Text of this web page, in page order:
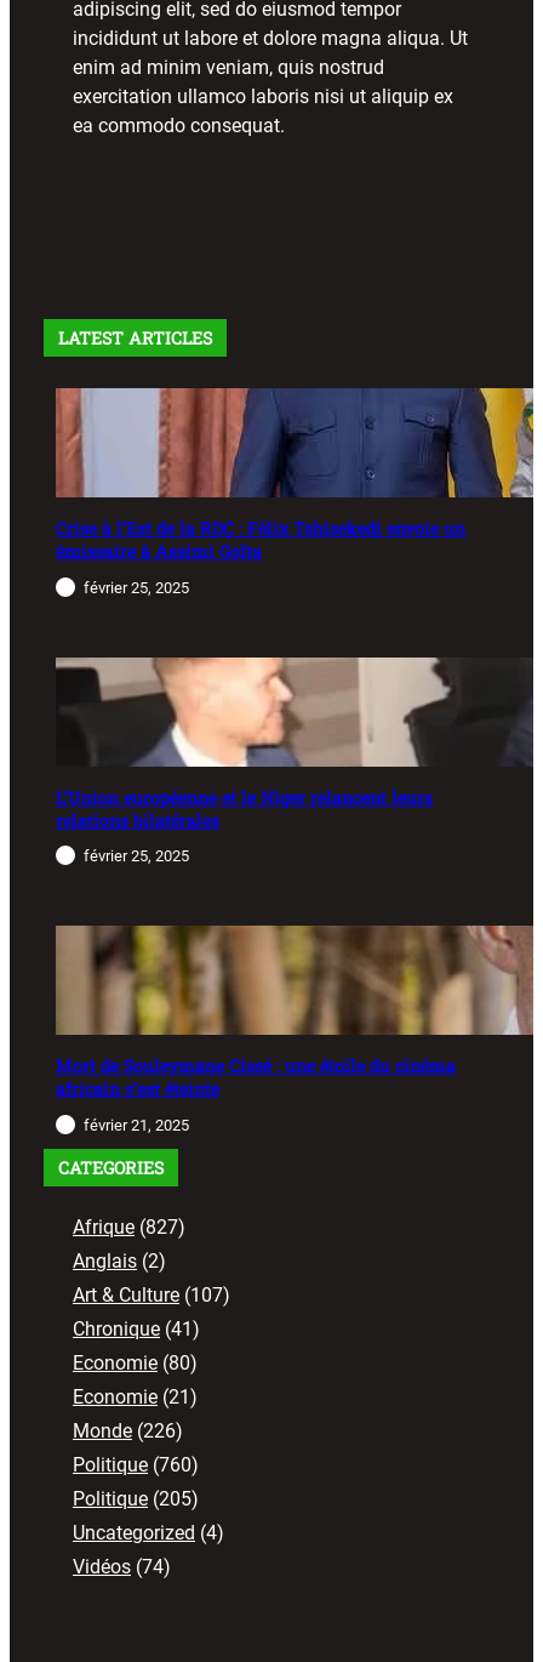
adipiscing elit, sed do eiusmod tempor
incididunt ut labore et dolore magna aliqua. Ut
enim ad minim veniam, quis nostrud
exercitation ullamco laboris nisi ut aliquip ex
ea commodo consequat.
LATEST ARTICLES
Crise à l’Est de la RDC : Félix Tshisekedi envoie un
émissaire à Assimi Goïta
février 25, 2025
L’Union européenne et le Niger relancent leurs
relations bilatérales
février 25, 2025
Mort de Souleymane Cissé : une étoile du cinéma
africain s’est éteinte
février 21, 2025
CATEGORIES
Afrique (827)
Anglais (2)
Art & Culture (107)
Chronique (41)
Economie (80)
Economie (21)
Monde (226)
Politique (760)
Politique (205)
Uncategorized (4)
Vidéos (74)